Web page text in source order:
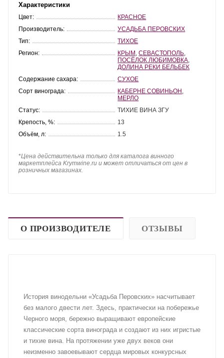
Характеристики
Цвет:
КРАСНОЕ
Производитель:
УСАДЬБА ПЕРОВСКИХ
Тип:
ТИХОЕ
Регион:
КРЫМ ,СЕВАСТОПОЛЬ
ПОСЁЛОК ЛЮБИМОВКА
ДОЛИНА РЕКИ БЕЛЬБЕК
Содержание сахара:
СУХОЕ
Сорт винограда:
КАБЕРНЕ СОВИНЬОН
МЕРЛО
Статус:
ТИХИЕ ВИНА ЗГУ
Крепость, %:
13
Объём, л:
1.5
*Цена действительна только для каталога винного
маркетплейса Krymwine.ru и может отличаться от цен в
розничных магазинах.
О ПРОИЗВОДИТЕЛЕ ОТЗЫВЫ
История винодельни «Усадьба Перовских» насчитывает
без малого двести лет. Здесь, практически на побережье
Черного моря, бережно выращивают европейские
классические сорта винограда и создают из них игристые
и тихие вина. На протяжении уже двух веков они
неизменно завоевывают сердца мировых конкурсных